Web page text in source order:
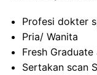
Profesi dokter
Pria/ Wanita
Fresh
Sertakan scan